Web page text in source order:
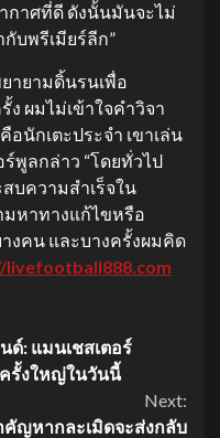
กาศที่ดี ดังนั้นมันจะไม่
บพรีเมียร์ลีก”
ายามดิ้นรนเพื่อ
ง ผมไม่เข้าใจคำวิจา
อนักเตะประจำ เขาเล่น
ร์พูลกล่าว “โดยทั่วไป
บความสำเร็จใน
หาทางแก้ไขหรือ
งคน และบางครั้งผมคิด
: แมนเชสเตอร์
รั้งใหญ่ในวันนี้
Next:
คัญหากละเมิดจะส่งกลับ